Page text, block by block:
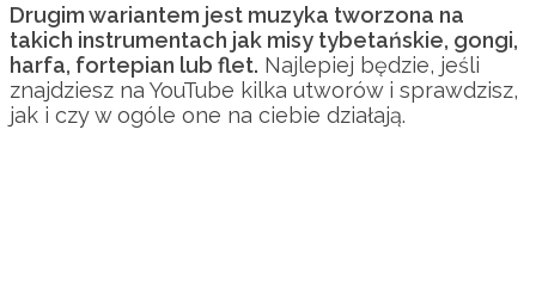
Drugim wariantem jest muzyka tworzona na
takich instrumentach jak misy tybetańskie, gongi,
harfa, fortepian lub flet. Najlepiej będzie, jeśli
znajdziesz na YouTube kilka utworów i sprawdzisz,
jak i czy w ogóle one na ciebie działają.